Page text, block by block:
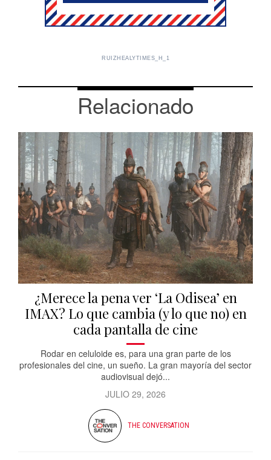
RUIZHEALYTIMES_H_1
Relacionado
¿Merece la pena ver ‘La Odisea’ en
IMAX? Lo que cambia (y lo que no) en
cada pantalla de cine
Rodar en celuloide es, para una gran parte de los
profesionales del cine, un sueño. La gran mayoría del sector
audiovisual dejó...
JULIO 29, 2026
THE CONVERSATION